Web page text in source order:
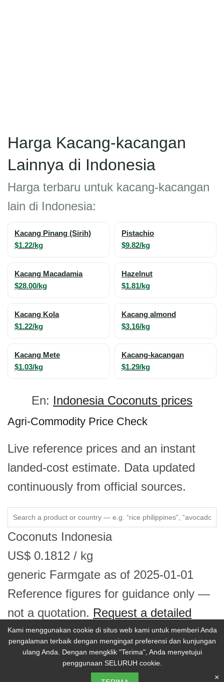
Kami menggunakan cookie di situs web kami untuk memberi Anda
pengalaman terbaik dengan mengingat preferensi dan kunjungan
ulang Anda. Dengan mengklik "Terima", Anda menyetujui
penggunaan SELURUH cookie.
×
Harga Kacang-kacangan
Lainnya di Indonesia
Harga terbaru untuk kacang-kacangan
lain di Indonesia:
Kacang Pinang (Sirih)
$1.22/kg
Pistachio
$9.82/kg
Kacang Macadamia
$28.00/kg
Hazelnut
$1.81/kg
Kacang Kola
$1.22/kg
Kacang almond
$3.16/kg
Kacang Mete
$1.03/kg
Kacang-kacangan
$1.29/kg
En: Indonesia Coconuts prices
Agri-Commodity Price Check
Live reference prices and an instant
landed-cost estimate. Data updated
continuously from official sources.
Coconuts Indonesia
US$ 0.1812 / kg
generic Farmgate as of 2025-01-01
Reference figures for guidance only —
not a quotation. Request a detailed
price report →
© 2026 Selina Wamucii. Seluruh hak cipta.